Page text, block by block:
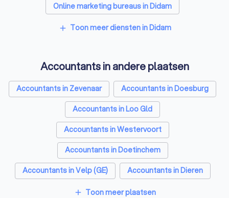
Online marketing bureaus in Didam
Tekstschrijvers in Didam
Vertaalbureaus in Didam
Grafisch ontwerpers in Didam
Reclamebureaus in Didam
add Toon meer diensten in Didam
Accountants in andere plaatsen
Accountants in Zevenaar
Accountants in Doesburg
Accountants in Loo Gld
Accountants in Westervoort
Accountants in Doetinchem
Accountants in Velp (GE)
Accountants in Dieren
Accountants in Huissen
Accountants in Rozendaal
add Toon meer plaatsen